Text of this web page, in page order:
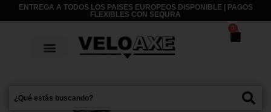
ENTREGA A TODOS LOS PAISES EUROPEOS DISPONIBLE | PAGOS
FLEXIBLES CON SEQURA
0